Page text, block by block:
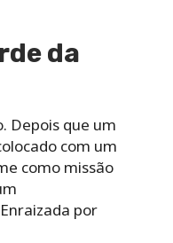
da
Depois que um
com um
como missão
por